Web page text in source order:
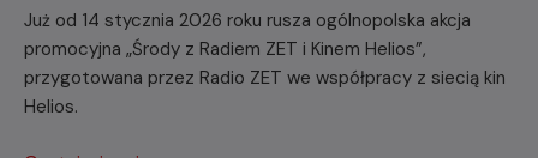
Już od 14 stycznia 2026 roku rusza ogólnopolska akcja
promocyjna „Środy z Radiem ZET i Kinem Helios”,
przygotowana przez Radio ZET we współpracy z siecią kin
Helios.